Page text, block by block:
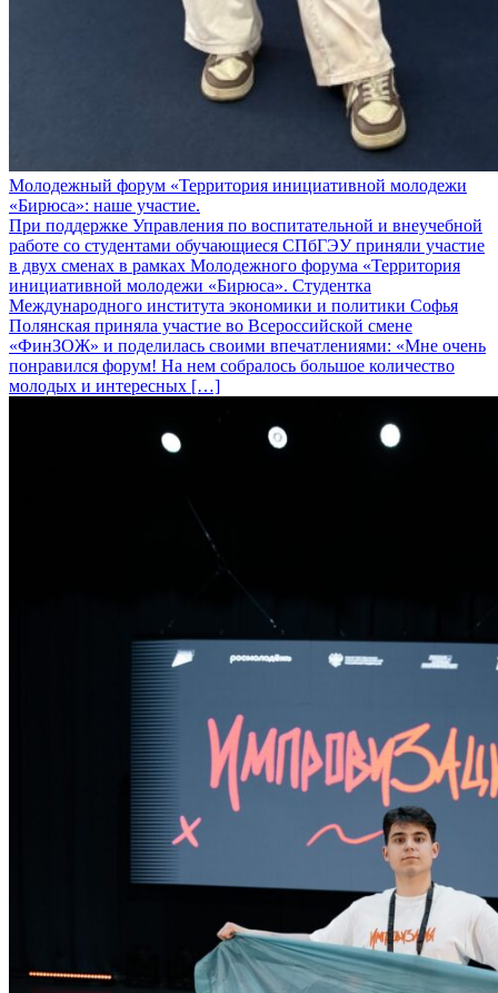
Молодежный форум «Территория инициативной молодежи
«Бирюса»: наше участие.
При поддержке Управления по воспитательной и внеучебной
работе со студентами обучающиеся СПбГЭУ приняли участие
в двух сменах в рамках Молодежного форума «Территория
инициативной молодежи «Бирюса». Студентка
Международного института экономики и политики Софья
Полянская приняла участие во Всероссийской смене
«ФинЗОЖ» и поделилась своими впечатлениями: «Мне очень
понравился форум! На нем собралось большое количество
молодых и интересных […]